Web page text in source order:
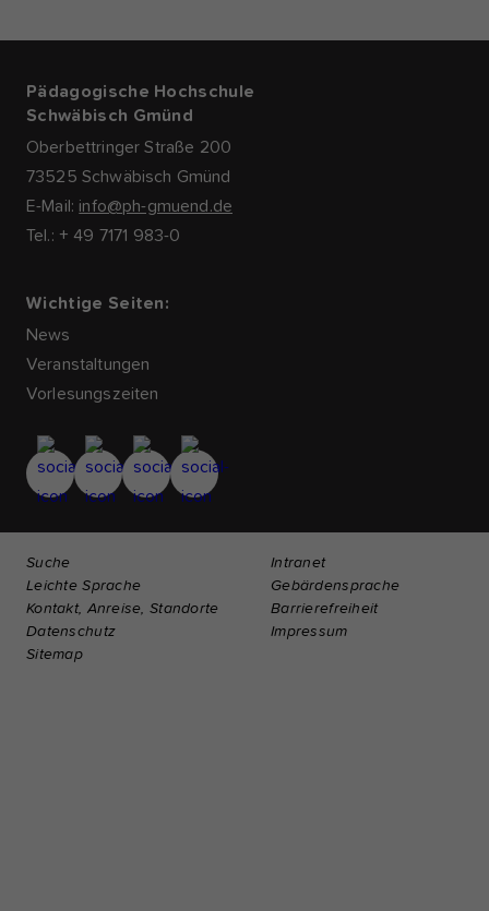
Pädagogische Hochschule
Schwäbisch Gmünd
Oberbettringer Straße 200
73525 Schwäbisch Gmünd
E-Mail: info@ph-gmuend.de
Tel.: + 49 7171 983-0
Wichtige Seiten:
News
Veranstaltungen
Vorlesungszeiten
Suche
Intranet
Leichte Sprache
Gebärdensprache
Kontakt, Anreise, Standorte
Barrierefreiheit
Datenschutz
Impressum
Sitemap